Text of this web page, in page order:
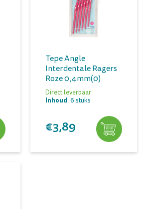
Tepe Angle
Interdentale Ragers
Roze 0,4mm(0)
Direct leverbaar
Inhoud: 6 stuks
€3,89